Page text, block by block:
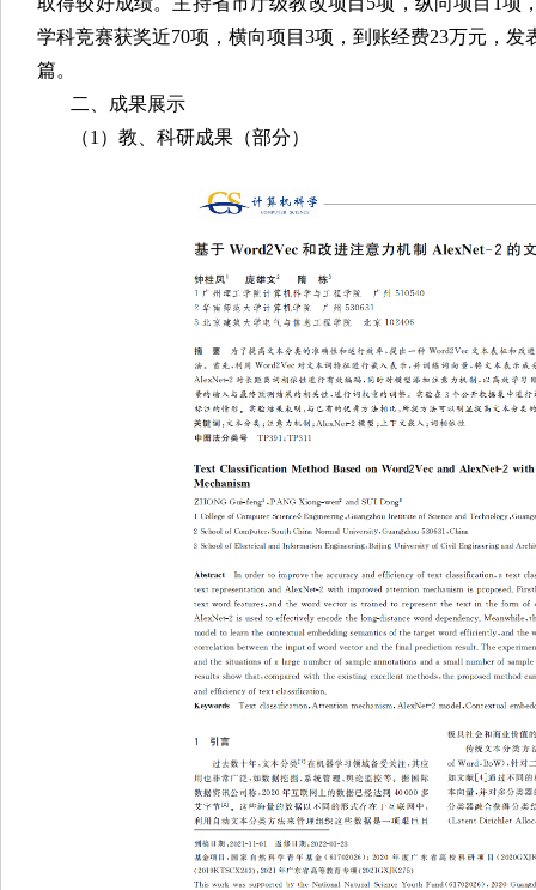
学科竞赛获奖近70项，横向项目3项，到账经费23万元，
篇。
二、成果展示
（1）教、科研成果（部分）